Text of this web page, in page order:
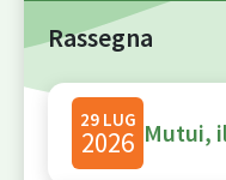
Rassegna
29 LUG
2026